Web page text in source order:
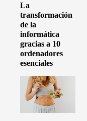
La
transformación
de la
informática
gracias a 10
ordenadores
esenciales